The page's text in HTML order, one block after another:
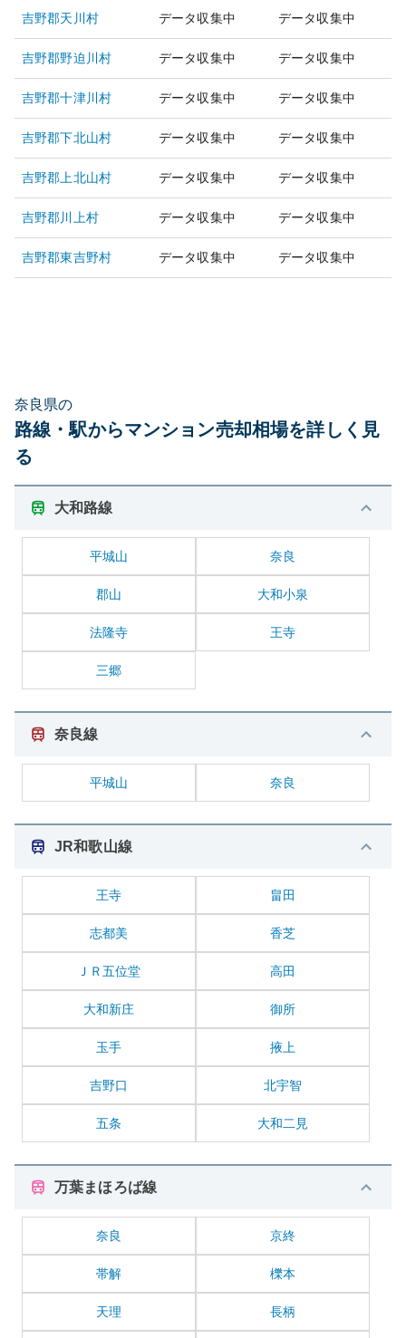
吉野郡天川村 データ収集中 データ収集中
吉野郡野迫川村 データ収集中 データ収集中
吉野郡十津川村 データ収集中 データ収集中
吉野郡下北山村 データ収集中 データ収集中
吉野郡上北山村 データ収集中 データ収集中
吉野郡川上村 データ収集中 データ収集中
吉野郡東吉野村 データ収集中 データ収集中
奈良県の
路線・駅からマンション売却相場を詳しく見
る
大和路線
平城山 奈良
郡山 大和小泉
法隆寺 王寺
三郷
奈良線
平城山 奈良
JR和歌山線
王寺 畠田
志都美 香芝
ＪＲ五位堂 高田
大和新庄 御所
玉手 掖上
吉野口 北宇智
五条 大和二見
万葉まほろば線
奈良 京終
帯解 櫟本
天理 長柄